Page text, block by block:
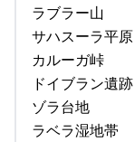
ラブラー山
サハスーラ平原
カルーガ峠
ドイブラン遺跡
ゾラ台地
ラベラ湿地帯